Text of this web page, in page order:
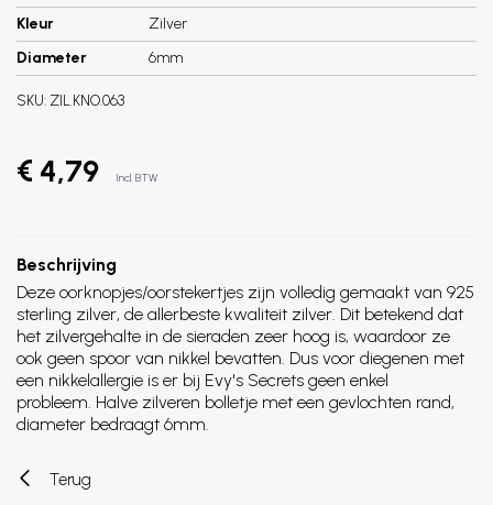
Kleur
Zilver
Diameter
6mm
SKU: ZIL.KNO.063
€ 4,79 Incl. BTW
Beschrijving
Deze oorknopjes/oorstekertjes zijn volledig gemaakt van 925
sterling zilver, de allerbeste kwaliteit zilver. Dit betekend dat
het zilvergehalte in de sieraden zeer hoog is, waardoor ze
ook geen spoor van nikkel bevatten. Dus voor diegenen met
een nikkelallergie is er bij Evy's Secrets geen enkel
probleem. Halve zilveren bolletje met een gevlochten rand,
diameter bedraagt 6mm.
Terug